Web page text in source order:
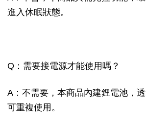
進入休眠狀態。
Q：需要接電源才能使用嗎？
A：不需要，本商品內建鋰電池，
可重複使用。